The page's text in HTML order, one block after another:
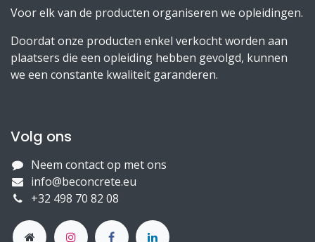
Voor elk van de producten organiseren we opleidingen.
Doordat onze producten enkel verkocht worden aan
plaatsers die een opleiding hebben gevolgd, kunnen
we een constante kwaliteit garanderen.
Volg ons
Neem contact op met ons
info@beconcrete.eu
+32 498 70 82 08